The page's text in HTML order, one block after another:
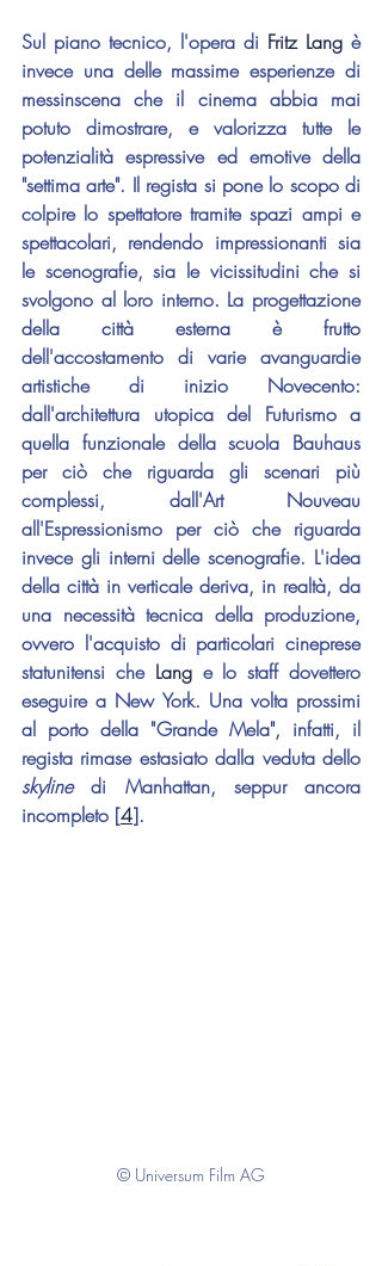
Sul piano tecnico, l'opera di Fritz Lang è
invece una delle massime esperienze di
messinscena che il cinema abbia mai
potuto dimostrare, e valorizza tutte le
potenzialità espressive ed emotive della
"settima arte". Il regista si pone lo scopo di
colpire lo spettatore tramite spazi ampi e
spettacolari, rendendo impressionanti sia
le scenografie, sia le vicissitudini che si
svolgono al loro interno. La progettazione
della città esterna è frutto
dell'accostamento di varie avanguardie
artistiche di inizio Novecento:
dall'architettura utopica del Futurismo a
quella funzionale della scuola Bauhaus
per ciò che riguarda gli scenari più
complessi, dall'Art Nouveau
all'Espressionismo per ciò che riguarda
invece gli interni delle scenografie. L'idea
della città in verticale deriva, in realtà, da
una necessità tecnica della produzione,
ovvero l'acquisto di particolari cineprese
statunitensi che Lang e lo staff dovettero
eseguire a New York. Una volta prossimi
al porto della "Grande Mela", infatti, il
skyline di Manhattan, seppur ancora
incompleto [4].
© Universum Film AG